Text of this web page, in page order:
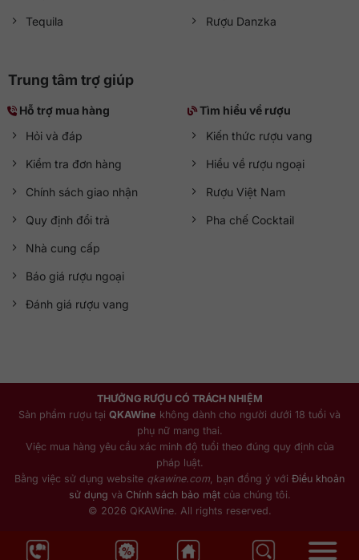
Tequila Rượu Danzka
Trung tâm trợ giúp
Hỗ trợ mua hàng
Hỏi và đáp
Kiểm tra đơn hàng
Chính sách giao nhận
Quy định đổi trả
Nhà cung cấp
Báo giá rượu ngoại
Đánh giá rượu vang
Tìm hiểu về rượu
Kiến thức rượu vang
Hiểu về rượu ngoại
Rượu Việt Nam
Pha chế Cocktail
THƯỞNG RƯỢU CÓ TRÁCH NHIỆM
Sản phẩm rượu tại QKAWine không dành cho người dưới 18 tuổi và
phụ nữ mang thai.
Việc mua hàng yêu cầu xác minh độ tuổi theo đúng quy định của
pháp luật.
Bằng việc sử dụng website qkawine.com, bạn đồng ý với Điều khoản
sử dụng và Chính sách bảo mậtcủa chúng tôi.
© 2026 QKAWine. All rights reserved.